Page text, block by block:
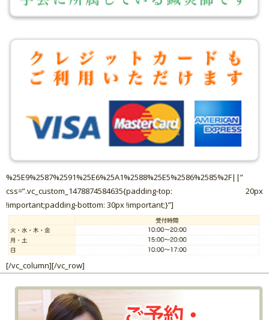
%25E9%2587%2591%25E6%25A1%2588%25E5%2586%2585%2F||”
css=”.vc_custom_1478874584635{padding-top: 20px
!important;padding-bottom: 30px !important;}”]
[/vc_column][/vc_row]